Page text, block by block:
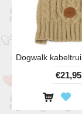
€21,95